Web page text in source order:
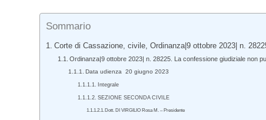
Sommario
Corte di Cassazione, civile, Ordinanza|9 ottobre 2023| n.
Ordinanza|9 ottobre 2023| n. 28225. La confessione giudiziale non
Data udienza 20 giugno 2023
Integrale
SEZIONE SECONDA CIVILE
Dott. DI VIRGILIO Rosa M. – Presidente